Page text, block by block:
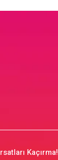
Kaçırma!